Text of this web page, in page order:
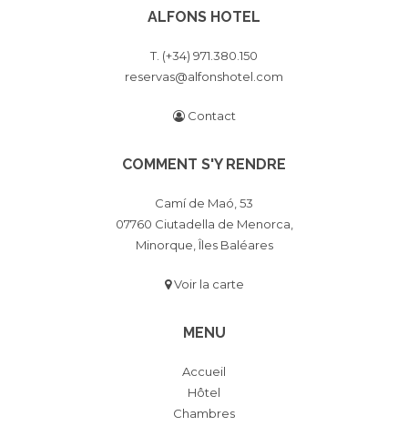
ALFONS HOTEL
T. (+34) 971.380.150
reservas@alfonshotel.com
Contact
COMMENT S'Y RENDRE
Camí de Maó, 53
07760 Ciutadella de Menorca,
Minorque, Îles Baléares
Voir la carte
MENU
Accueil
Hôtel
Chambres